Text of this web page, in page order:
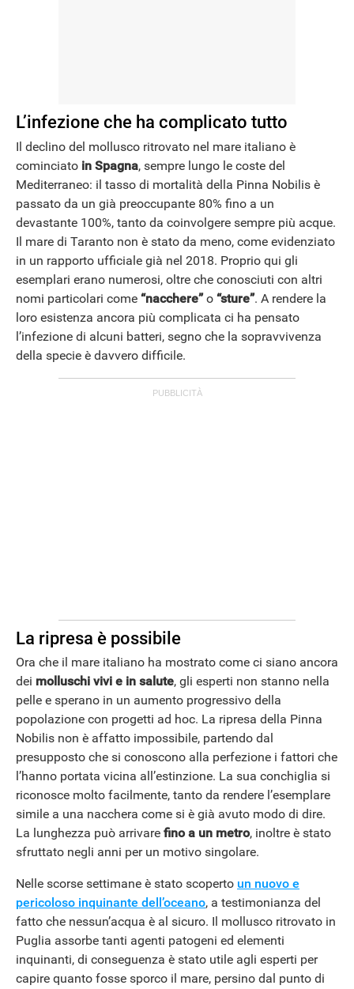
ANDROID
L’infezione che ha complicato tutto
Il declino del mollusco ritrovato nel mare italiano è
cominciato in Spagna, sempre lungo le coste del
Mediterraneo: il tasso di mortalità della Pinna Nobilis è
passato da un già preoccupante 80% fino a un
devastante 100%, tanto da coinvolgere sempre più acque.
Il mare di Taranto non è stato da meno, come evidenziato
in un rapporto ufficiale già nel 2018. Proprio qui gli
esemplari erano numerosi, oltre che conosciuti con altri
nomi particolari come “nacchere”o “sture”. A rendere la
loro esistenza ancora più complicata ci ha pensato
l’infezione di alcuni batteri, segno che la sopravvivenza
della specie è davvero difficile.
La ripresa è possibile
Ora che il mare italiano ha mostrato come ci siano ancora
dei molluschi vivi e in salute, gli esperti non stanno nella
pelle e sperano in un aumento progressivo della
popolazione con progetti ad hoc. La ripresa della Pinna
Nobilis non è affatto impossibile, partendo dal
presupposto che si conoscono alla perfezione i fattori che
l’hanno portata vicina all’estinzione. La sua conchiglia si
riconosce molto facilmente, tanto da rendere l’esemplare
simile a una nacchera come si è già avuto modo di dire.
La lunghezza può arrivare fino a un metro, inoltre è stato
sfruttato negli anni per un motivo singolare.
Nelle scorse settimane è stato scoperto un nuovo e
pericoloso inquinante dell’oceano, a testimonianza del
fatto che nessun’acqua è al sicuro. Il mollusco ritrovato in
Puglia assorbe tanti agenti patogeni ed elementi
inquinanti, di conseguenza è stato utile agli esperti per
capire quanto fosse sporco il mare, persino dal punto di